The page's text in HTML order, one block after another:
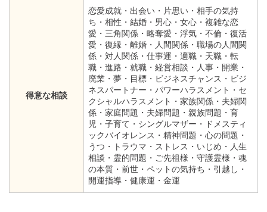
得意な相談
恋愛成就・出会い・片思い・相手の気持
ち・相性・結婚・男心・女心・複雑な恋
愛・三角関係・略奪愛・浮気・不倫・復活
愛・復縁・離婚・人間関係・職場の人間関
係・対人関係・仕事運・適職・天職・転
職・進路・就職・経営相談・人事・開業・
廃業・夢・目標・ビジネスチャンス・ビジ
ネスパートナー・パワーハラスメント・セ
クシャルハラスメント・家族関係・夫婦関
係・家庭問題・夫婦問題・親族問題・育
児・子育て・シングルマザー・ドメスティ
ックバイオレンス・精神問題・心の問題・
うつ・トラウマ・ストレス・いじめ・人生
相談・霊的問題・ご先祖様・守護霊様・魂
の本質・前世・ペットの気持ち・引越し・
開運指導・健康運・金運